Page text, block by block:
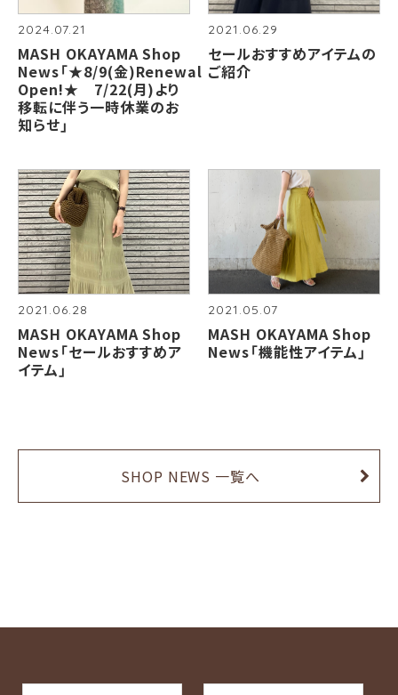
2024.07.21
MASH OKAYAMA Shop
News「★8/9(金)Renewal
Open!★ 7/22(月)より
移転に伴う一時休業のお
知らせ」
2021.06.29
セールおすすめアイテムの
ご紹介
2021.06.28
MASH OKAYAMA Shop
News「セールおすすめア
イテム」
2021.05.07
MASH OKAYAMA Shop
News「機能性アイテム」
SHOP NEWS 一覧へ